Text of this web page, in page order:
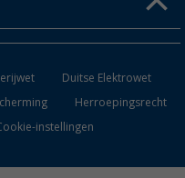
Duitse Elektrowet
Herroepingsrecht
instellingen